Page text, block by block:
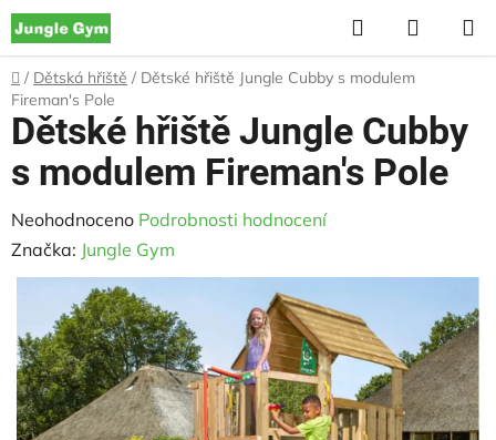
Přejít
na
obsah
Hledat
KOŠÍK
Domů
/ Dětská hřiště / Dětské hřiště Jungle Cubby s modulem
Fireman's Pole
Dětské hřiště Jungle Cubby
s modulem Fireman's Pole
Průměrné
hodnocení
produktu
0,0
z
5
hvězdiček.
Neohodnoceno Podrobnosti hodnocení
Značka: Jungle Gym